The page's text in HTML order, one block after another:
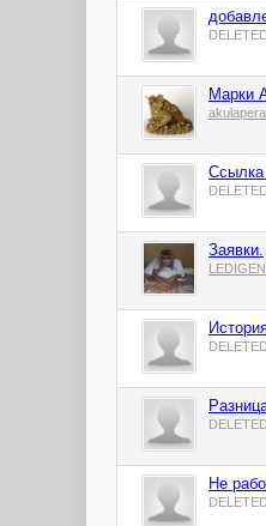
Марки
akulapera
Ссылка
Заявки.
Не